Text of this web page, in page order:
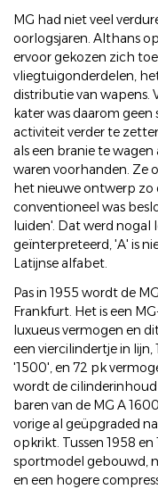
MG had niet veel
oorlogsjaren. Althans
ervoor gekozen zich
vliegtuigonderdelen,
distributie van wapens.
kater was daarom geen
activiteit verder te
als een branie te
waren voorhanden. Ze
het nieuwe ontwerp zo
conventioneel was
luiden'. Dat werd nogal
geïnterpreteerd, 'A' is
Latijnse alfabet.
Pas in 1955 wordt de
Frankfurt. Het is een
luxueus vermogen en
een viercilindertje in
'1500', en 72 pk
wordt de
baren van de MG A
vorige al geüpgraded
opkrikt. Tussen 1958
sportmodel gebouwd,
en een hogere